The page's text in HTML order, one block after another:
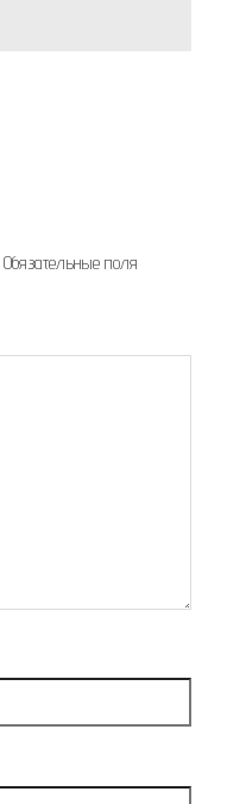
Обязательные поля